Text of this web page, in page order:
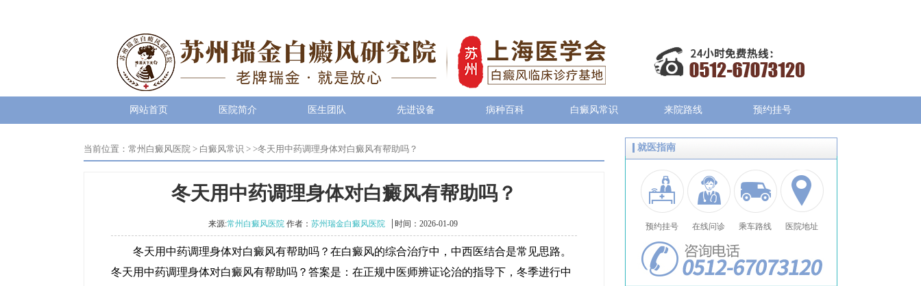
网站首页 医院简介 医生团队 先进设备 病种百科 白癜风常识 来院路线 预约挂号
当前位置： 常州白癜风医院 > 白癜风常识 > >冬天用中药调理身体对白癜风有帮助吗？
冬天用中药调理身体对白癜风有帮助吗？
来源:常州白癜风医院 作者： 苏州瑞金白癜风医院 时间：2026-01-09
冬天用中药调理身体对白癜风有帮助吗？在白癜风的综合治疗中，中西医结合是常见思路。
冬天用中药调理身体对白癜风有帮助吗？答案是：在正规中医师辨证论治的指导下，冬季进行中
就医指南
预约挂号 在线问诊 乘车路线 医院地址